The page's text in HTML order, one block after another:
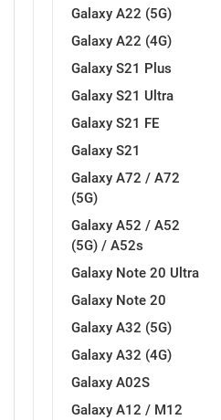
Galaxy A22 (5G)
Galaxy A22 (4G)
Galaxy S21 Plus
Galaxy S21 Ultra
Galaxy S21 FE
Galaxy S21
Galaxy A72 / A72
(5G)
Galaxy A52 / A52
(5G) / A52s
Galaxy Note 20 Ultra
Galaxy Note 20
Galaxy A32 (5G)
Galaxy A32 (4G)
Galaxy A02S
Galaxy A12 / M12
Mandale / Cvjetni motivi
MarbleMania
Crtani filmovi